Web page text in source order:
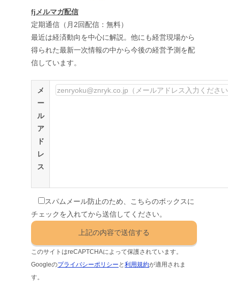
fjメルマガ配信
定期通信（月2回配信：無料）
最近は経済動向を中心に解説。他にも経営現場から
得られた最新一次情報の中から今後の経営予測を配
信しています。
メ
ー
ル
ア
ド
レ
ス
スパムメール防止のため、こちらのボックスに
チェックを入れてから送信してください。
このサイトはreCAPTCHAによって保護されています。
Googleのプライバシーポリシー と利用規約が適用されま
す。